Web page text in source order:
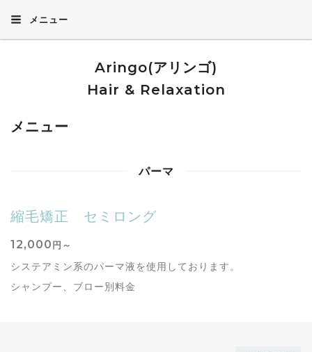
メニュー
Aringo(アリンゴ)
Hair & Relaxation
メニュー
パーマ
縮毛矯正 セミロング
12,000 円～
システアミン系のパーマ液を使用しております。
シャンプー、ブロー別料金